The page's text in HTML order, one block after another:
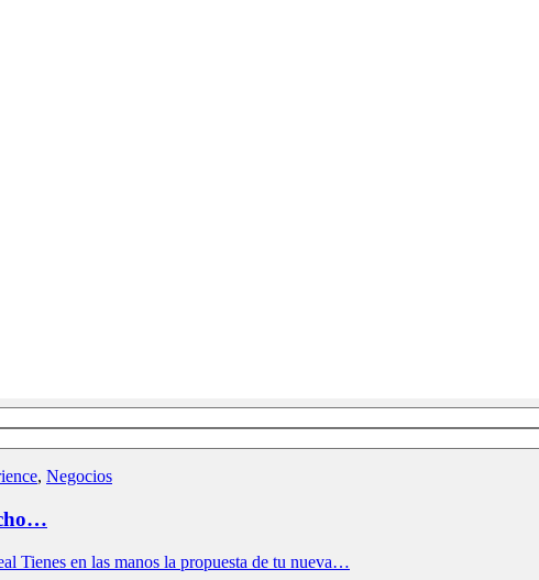
, Negocios
Tienes en las manos la propuesta de tu nueva…